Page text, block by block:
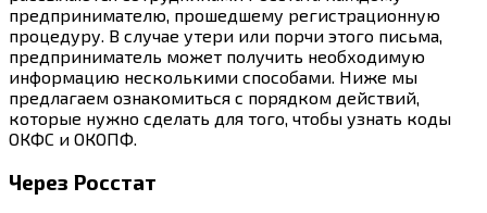
предпринимателю, прошедшему регистрационную
процедуру. В случае утери или порчи этого письма,
предприниматель может получить необходимую
информацию несколькими способами. Ниже мы
предлагаем ознакомиться с порядком действий,
которые нужно сделать для того, чтобы узнать коды
ОКФС и ОКОПФ.
Через Росстат